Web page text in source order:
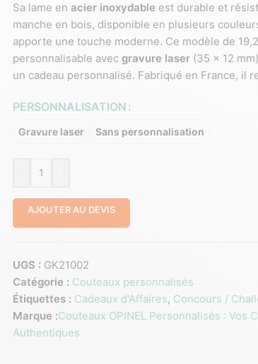
Sa lame en acier inoxydable est durable et
manche en bois, disponible en plusieurs
apporte une touche moderne. Ce modèle de
personnalisable avec gravure laser (35 x 12
un cadeau personnalisé. Fabriqué en France, il
PERSONNALISATION
Gravure laser Sans personnalisation
AJOUTER AU DEVIS
UGS : GK21002
Catégorie : Couteaux personnalisés
Étiquettes : Cadeaux d'Affaires, Concours /
Marque :Couteaux OPINEL Personnalisés : Vos
Authentiques